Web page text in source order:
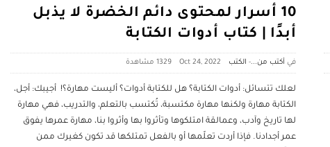
10 أسرار لمحتوى دائم الخضرة لا يذبل
أبدًا | كتاب أدوات الكتابة
أكتب من...- الكتب Oct 24, 2022 1329 ‎مشاهدة
لعلك تتسائل: أدوات الكتابة؟ هل للكتابة أدوات؟ أليست مهارة؟! أجيبك: أجل،
الكتابة مهارة ولكنها مهارة مكتسبة، تُكتسب بالتعلم، والتدريب، فهي مهارة
لها تاريخ وآدب، وعمالقة امتلكوها وتأثروا بها وأثروا بنا، مهارة عمرها يفوق
عمر أجدادنا. فإذا أردت تعلّمها أو بالفعل تمتلكها قد تكون كغيرك ممن